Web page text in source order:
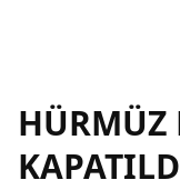
HÜRMÜZ